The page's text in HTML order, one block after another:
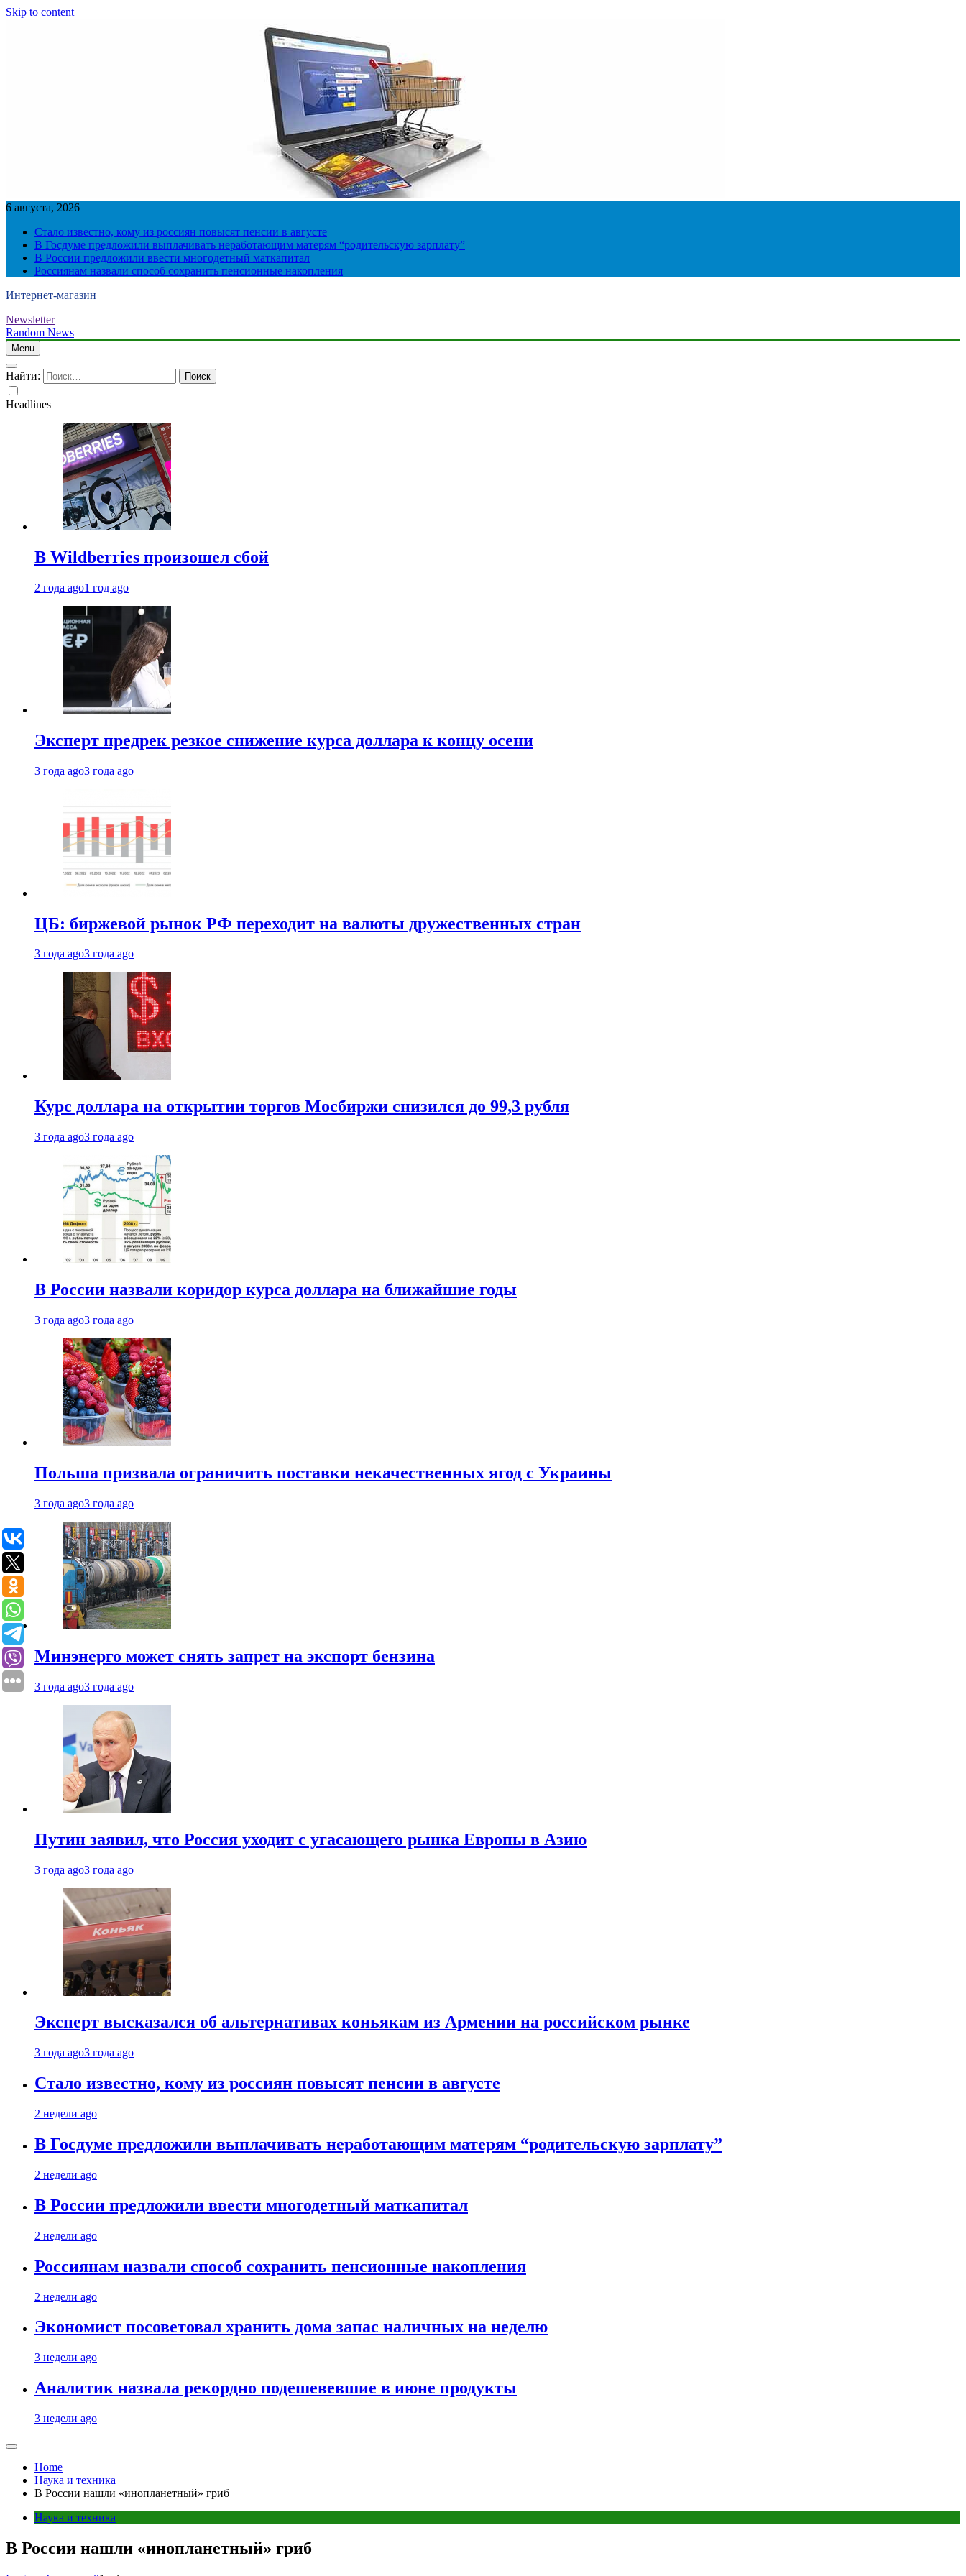
Skip to content
6 августа, 2026
Стало известно, кому из россиян повысят пенсии в августе
В Госдуме предложили выплачивать неработающим матерям “родительскую зарплату”
В России предложили ввести многодетный маткапитал
Россиянам назвали способ сохранить пенсионные накопления
Интернет-магазин
Newsletter
Random News
Menu
Найти:
Headlines
В Wildberries произошел сбой
2 года ago1 год ago
Эксперт предрек резкое снижение курса доллара к концу осени
3 года ago3 года ago
ЦБ: биржевой рынок РФ переходит на валюты дружественных стран
3 года ago3 года ago
Курс доллара на открытии торгов Мосбиржи снизился до 99,3 рубля
3 года ago3 года ago
В России назвали коридор курса доллара на ближайшие годы
3 года ago3 года ago
Польша призвала ограничить поставки некачественных ягод с Украины
3 года ago3 года ago
Минэнерго может снять запрет на экспорт бензина
3 года ago3 года ago
Путин заявил, что Россия уходит с угасающего рынка Европы в Азию
3 года ago3 года ago
Эксперт высказался об альтернативах коньякам из Армении на российском рынке
3 года ago3 года ago
Стало известно, кому из россиян повысят пенсии в августе
2 недели ago
В Госдуме предложили выплачивать неработающим матерям “родительскую зарплату”
2 недели ago
В России предложили ввести многодетный маткапитал
2 недели ago
Россиянам назвали способ сохранить пенсионные накопления
2 недели ago
Экономист посоветовал хранить дома запас наличных на неделю
3 недели ago
Аналитик назвала рекордно подешевевшие в июне продукты
3 недели ago
Home
Наука и техника
В России нашли «инопланетный» гриб
Наука и техника
В России нашли «инопланетный» гриб